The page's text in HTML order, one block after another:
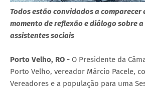
Todos estão convidados a comparecer
momento de reflexão e diálogo sobre
assistentes sociais
Porto Velho, RO - O Presidente da
Porto Velho, vereador Márcio Pacele,
Vereadores e a população para uma